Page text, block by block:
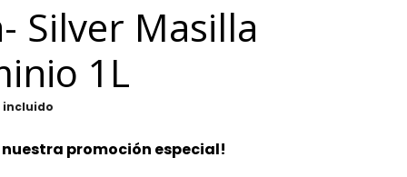
Silver Masilla
1L
incluido
nuestra promoción especial!